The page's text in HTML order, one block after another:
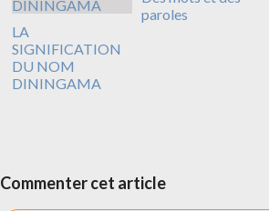
LA
SIGNIFICATION
DU NOM
DININGAMA
paroles
Commenter cet article